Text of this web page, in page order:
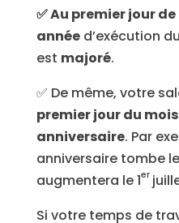
✅ Au premier jour
annéed’exécution
est majoré.
✅ De même, votre
premier jour du
anniversaire. Par
anniversaire tombe
augmentera le 1er
Si votre temps de